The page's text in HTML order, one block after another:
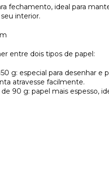
fechamento, ideal para
interior.
entre dois tipos de papel:
g: especial para desenhar
atravesse facilmente.
de 90 g: papel mais espesso,